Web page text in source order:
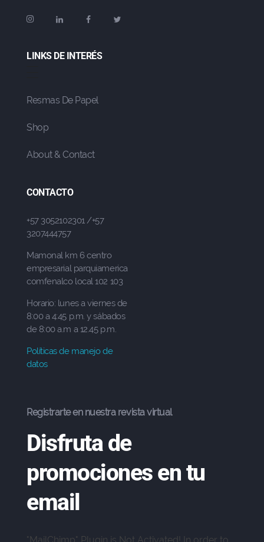
LINKS DE INTERÉS
Resmas De Papel
Shop
About & Contact
CONTACTO
+57 3052102301 /+57
3207444757
Mamonal km 6 centro
empresarial parquiamerica
comfenalco local 102 103
Horario: lunes a viernes de
8:00 a 4:45 p.m. y sábados
de 8:00 a.m a 12.45 p.m.
Políticas de manejo de
datos
Registrarte en nuestra revista virtual
Disfruta de
promociones en tu
email